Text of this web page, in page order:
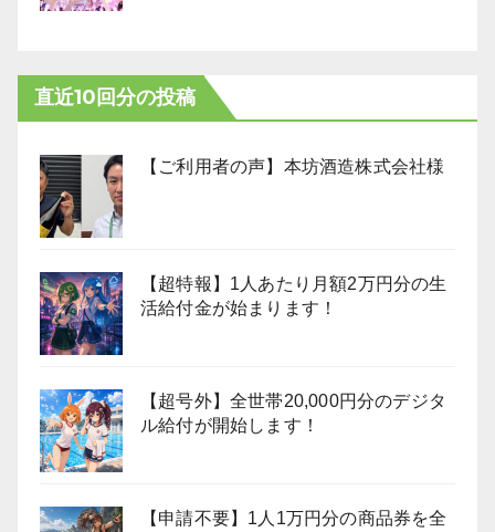
直近10回分の投稿
【ご利用者の声】本坊酒造株式会社様
【超特報】1人あたり月額2万円分の生
活給付金が始まります！
【超号外】全世帯20,000円分のデジタ
ル給付が開始します！
【申請不要】1人1万円分の商品券を全